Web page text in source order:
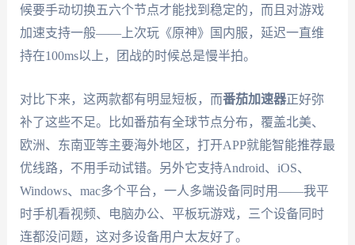
候要手动切换五六个节点才能找到稳定的，而且对游戏
加速支持一般——上次玩《原神》国内服，延迟一直维
持在100ms以上，团战的时候总是慢半拍。
对比下来，这两款都有明显短板，而番茄加速器正好弥
补了这些不足。比如番茄有全球节点分布，覆盖北美、
欧洲、东南亚等主要海外地区，打开APP就能智能推荐最
优线路，不用手动试错。另外它支持Android、iOS、
Windows、mac多个平台，一人多端设备同时用——我平
时手机看视频、电脑办公、平板玩游戏，三个设备同时
连都没问题，这对多设备用户太友好了。